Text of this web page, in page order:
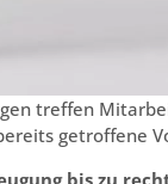
treffen
getroffene
bis zu